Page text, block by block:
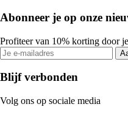
Abonneer je op onze
Profiteer van 10% korting door
Blijf verbonden
Volg ons op sociale media